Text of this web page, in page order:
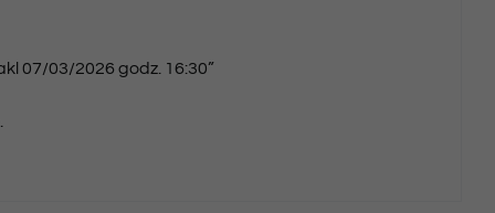
07/03/2026 godz. 16:30”